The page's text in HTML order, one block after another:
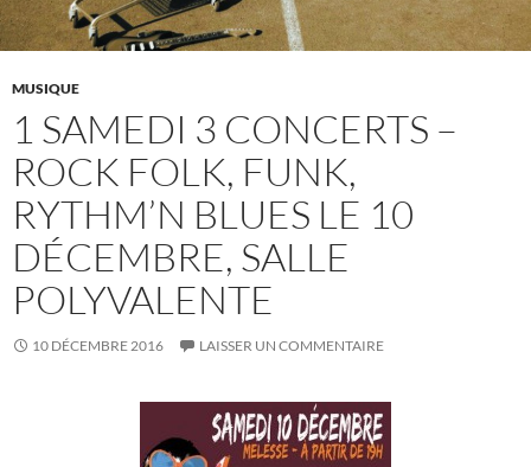
MUSIQUE
1 SAMEDI 3 CONCERTS –
ROCK FOLK, FUNK,
RYTHM’N BLUES LE 10
DÉCEMBRE, SALLE
POLYVALENTE
10 DÉCEMBRE 2016 LAISSER UN COMMENTAIRE